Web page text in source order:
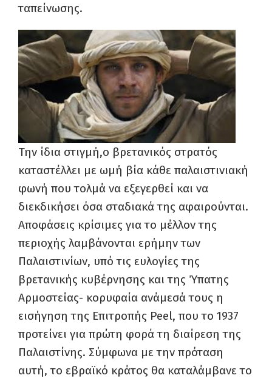
ταπείνωσης.
Την ίδια στιγμή,ο βρετανικός στρατός
καταστέλλει με ωμή βία κάθε παλαιστινιακή
φωνή που τολμά να εξεγερθεί και να
διεκδικήσει όσα σταδιακά της αφαιρούνται.
Αποφάσεις κρίσιμες για το μέλλον της
περιοχής λαμβάνονται ερήμην των
Παλαιστινίων, υπό τις ευλογίες της
βρετανικής κυβέρνησης και της Ύπατης
Αρμοστείας- κορυφαία ανάμεσά τους η
εισήγηση της Επιτροπής Peel, που το 1937
προτείνει για πρώτη φορά τη διαίρεση της
Παλαιστίνης. Σύμφωνα με την πρόταση
αυτή, το εβραϊκό κράτος θα καταλάμβανε το